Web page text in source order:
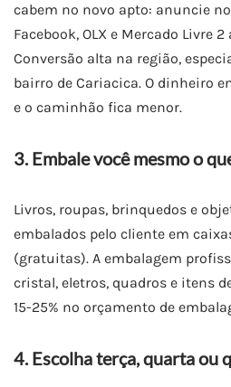
cabem no novo apto: anuncie
Facebook, OLX e Mercado Livre
Conversão alta na região,
bairro de Cariacica. O dinheiro
e o caminhão fica menor.
3. Embale você mesmo o
Livros, roupas, brinquedos e
embalados pelo cliente em
(gratuitas). A embalagem
cristal, eletros, quadros e itens
15-25% no orçamento de
4. Escolha terça, quarta ou